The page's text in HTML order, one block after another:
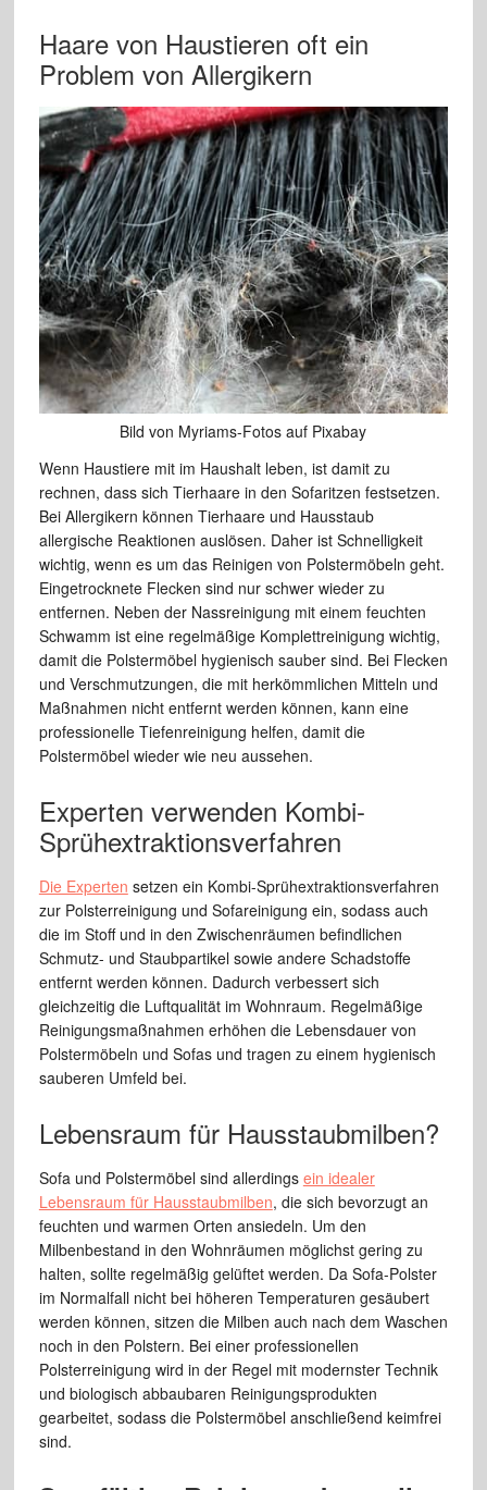
Haare von Haustieren oft ein
Problem von Allergikern
Bild von Myriams-Fotos auf Pixabay
Wenn Haustiere mit im Haushalt leben, ist damit zu
rechnen, dass sich Tierhaare in den Sofaritzen festsetzen.
Bei Allergikern können Tierhaare und Hausstaub
allergische Reaktionen auslösen. Daher ist Schnelligkeit
wichtig, wenn es um das Reinigen von Polstermöbeln geht.
Eingetrocknete Flecken sind nur schwer wieder zu
entfernen. Neben der Nassreinigung mit einem feuchten
Schwamm ist eine regelmäßige Komplettreinigung wichtig,
damit die Polstermöbel hygienisch sauber sind. Bei Flecken
und Verschmutzungen, die mit herkömmlichen Mitteln und
Maßnahmen nicht entfernt werden können, kann eine
professionelle Tiefenreinigung helfen, damit die
Polstermöbel wieder wie neu aussehen.
Experten verwenden Kombi-
Sprühextraktionsverfahren
Die Experten setzen ein Kombi-Sprühextraktionsverfahren
zur Polsterreinigung und Sofareinigung ein, sodass auch
die im Stoff und in den Zwischenräumen befindlichen
Schmutz- und Staubpartikel sowie andere Schadstoffe
entfernt werden können. Dadurch verbessert sich
gleichzeitig die Luftqualität im Wohnraum. Regelmäßige
Reinigungsmaßnahmen erhöhen die Lebensdauer von
Polstermöbeln und Sofas und tragen zu einem hygienisch
sauberen Umfeld bei.
Lebensraum für Hausstaubmilben?
Sofa und Polstermöbel sind allerdings ein idealer
Lebensraum für Hausstaubmilben, die sich bevorzugt an
feuchten und warmen Orten ansiedeln. Um den
Milbenbestand in den Wohnräumen möglichst gering zu
halten, sollte regelmäßig gelüftet werden. Da Sofa-Polster
im Normalfall nicht bei höheren Temperaturen gesäubert
werden können, sitzen die Milben auch nach dem Waschen
noch in den Polstern. Bei einer professionellen
Polsterreinigung wird in der Regel mit modernster Technik
und biologisch abbaubaren Reinigungsprodukten
gearbeitet, sodass die Polstermöbel anschließend keimfrei
sind.